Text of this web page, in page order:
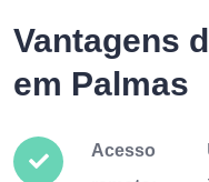
Vantagens
em Palmas
Acesso